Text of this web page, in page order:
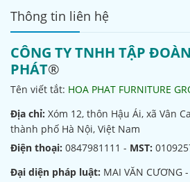
Thông tin liên hệ
CÔNG TY TNHH TẬP
PHÁT®
Tên viết tắt: HOA PHAT FURNITURE
Địa chỉ: Xóm 12, thôn Hậu Ái, xã Vân
thành phố Hà Nội, Việt Nam
Điện thoại: 0847981111 - MST:
Đại diện pháp luật: MAI VĂN CƯƠNG -